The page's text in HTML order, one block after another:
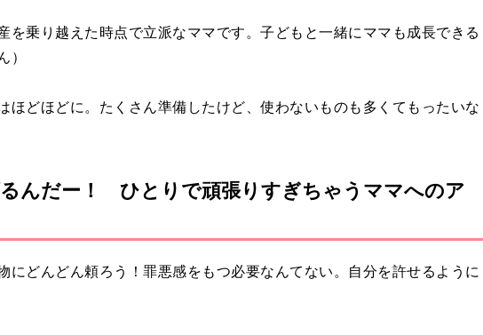
を乗り越えた時点で立派なママです。子どもと一緒にママも成長できる
ほどほどに。たくさん準備したけど、使わないものも多くてもったいな
んだー！ ひとりで頑張りすぎちゃうママへのア
にどんどん頼ろう！罪悪感をもつ必要なんてない。自分を許せるように